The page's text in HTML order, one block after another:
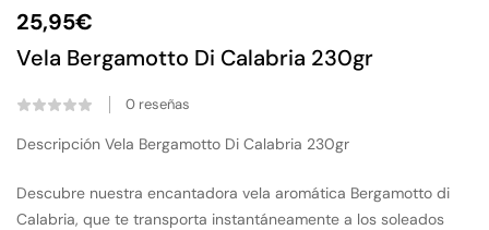
25,95€
Vela Bergamotto Di Calabria 230gr
0 reseñas
Descripción Vela Bergamotto Di Calabria 230gr
Descubre nuestra encantadora vela aromática Bergamotto di
Calabria, que te transporta instantáneamente a los soleados